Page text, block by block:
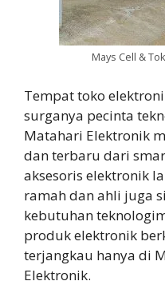
Mays Cell &
Tempat toko
surganya pecinta
Matahari Elektronik
dan terbaru dari
aksesoris elektronik
ramah dan ahli juga
kebutuhan
produk elektronik
terjangkau hanya di
Elektronik.